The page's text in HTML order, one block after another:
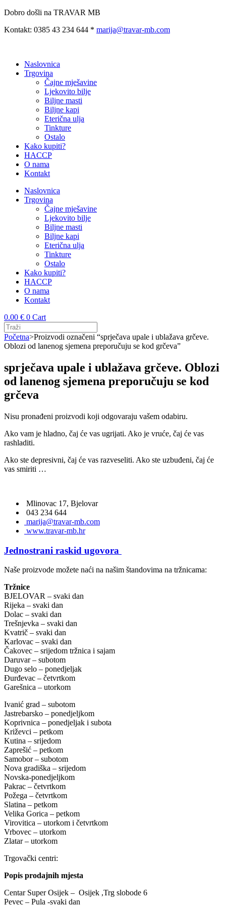
Preskoči
sadržaj
Dobro došli na TRAVAR MB
Kontakt: 0385 43 234 644 * marija@travar-mb.com
Naslovnica
Trgovina
Čajne mješavine
Ljekovito bilje
Biljne masti
Biljne kapi
Eterična ulja
Tinkture
Ostalo
Kako kupiti?
HACCP
O nama
Kontakt
Naslovnica
Trgovina
Čajne mješavine
Ljekovito bilje
Biljne masti
Biljne kapi
Eterična ulja
Tinkture
Ostalo
Kako kupiti?
HACCP
O nama
Kontakt
0.00 € 0 Cart
Početna>Proizvodi označeni “sprječava upale i ublažava grčeve.
Oblozi od lanenog sjemena preporučuju se kod grčeva”
sprječava upale i ublažava grčeve. Oblozi
od lanenog sjemena preporučuju se kod
grčeva
Nisu pronađeni proizvodi koji odgovaraju vašem odabiru.
Ako vam je hladno, čaj će vas ugrijati. Ako je vruće, čaj će vas
rashladiti.
Ako ste depresivni, čaj će vas razveseliti. Ako ste uzbuđeni, čaj će
vas smiriti …
Mlinovac 17, Bjelovar
043 234 644
marija@travar-mb.com
www.travar-mb.hr
Jednostrani raskid ugovora
Naše proizvode možete naći na našim štandovima na tržnicama:
Tržnice
BJELOVAR – svaki dan
Rijeka – svaki dan
Dolac – svaki dan
Trešnjevka – svaki dan
Kvatrič – svaki dan
Karlovac – svaki dan
Čakovec – srijedom tržnica i sajam
Daruvar – subotom
Dugo selo – ponedjeljak
Đurđevac – četvrtkom
Garešnica – utorkom
Ivanić grad – subotom
Jastrebarsko – ponedjeljkom
Koprivnica – ponedjeljak i subota
Križevci – petkom
Kutina – srijedom
Zaprešić – petkom
Samobor – subotom
Nova gradiška – srijedom
Novska-ponedjeljkom
Pakrac – četvrtkom
Požega – četvrtkom
Slatina – petkom
Velika Gorica – petkom
Virovitica – utorkom i četvrtkom
Vrbovec – utorkom
Zlatar – utorkom
Trgovački centri:
Popis prodajnih mjesta
Centar Super Osijek – Osijek ,Trg slobode 6
Pevec – Pula -svaki dan